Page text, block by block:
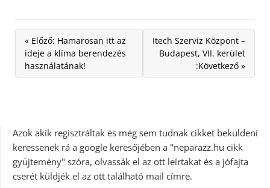
« Előző: Hamarosan itt az
ideje a klíma berendezés
használatának!
Itech Szerviz Központ –
Budapest, VII. kerület
:Következő »
Azok akik regisztráltak és még sem tudnak cikket beküldeni
keressenek rá a google keresőjében a "neparazz.hu cikk
gyüjtemény" szóra, olvassák el az ott leírtakat és a jófajta
cserét küldjék el az ott található mail címre.